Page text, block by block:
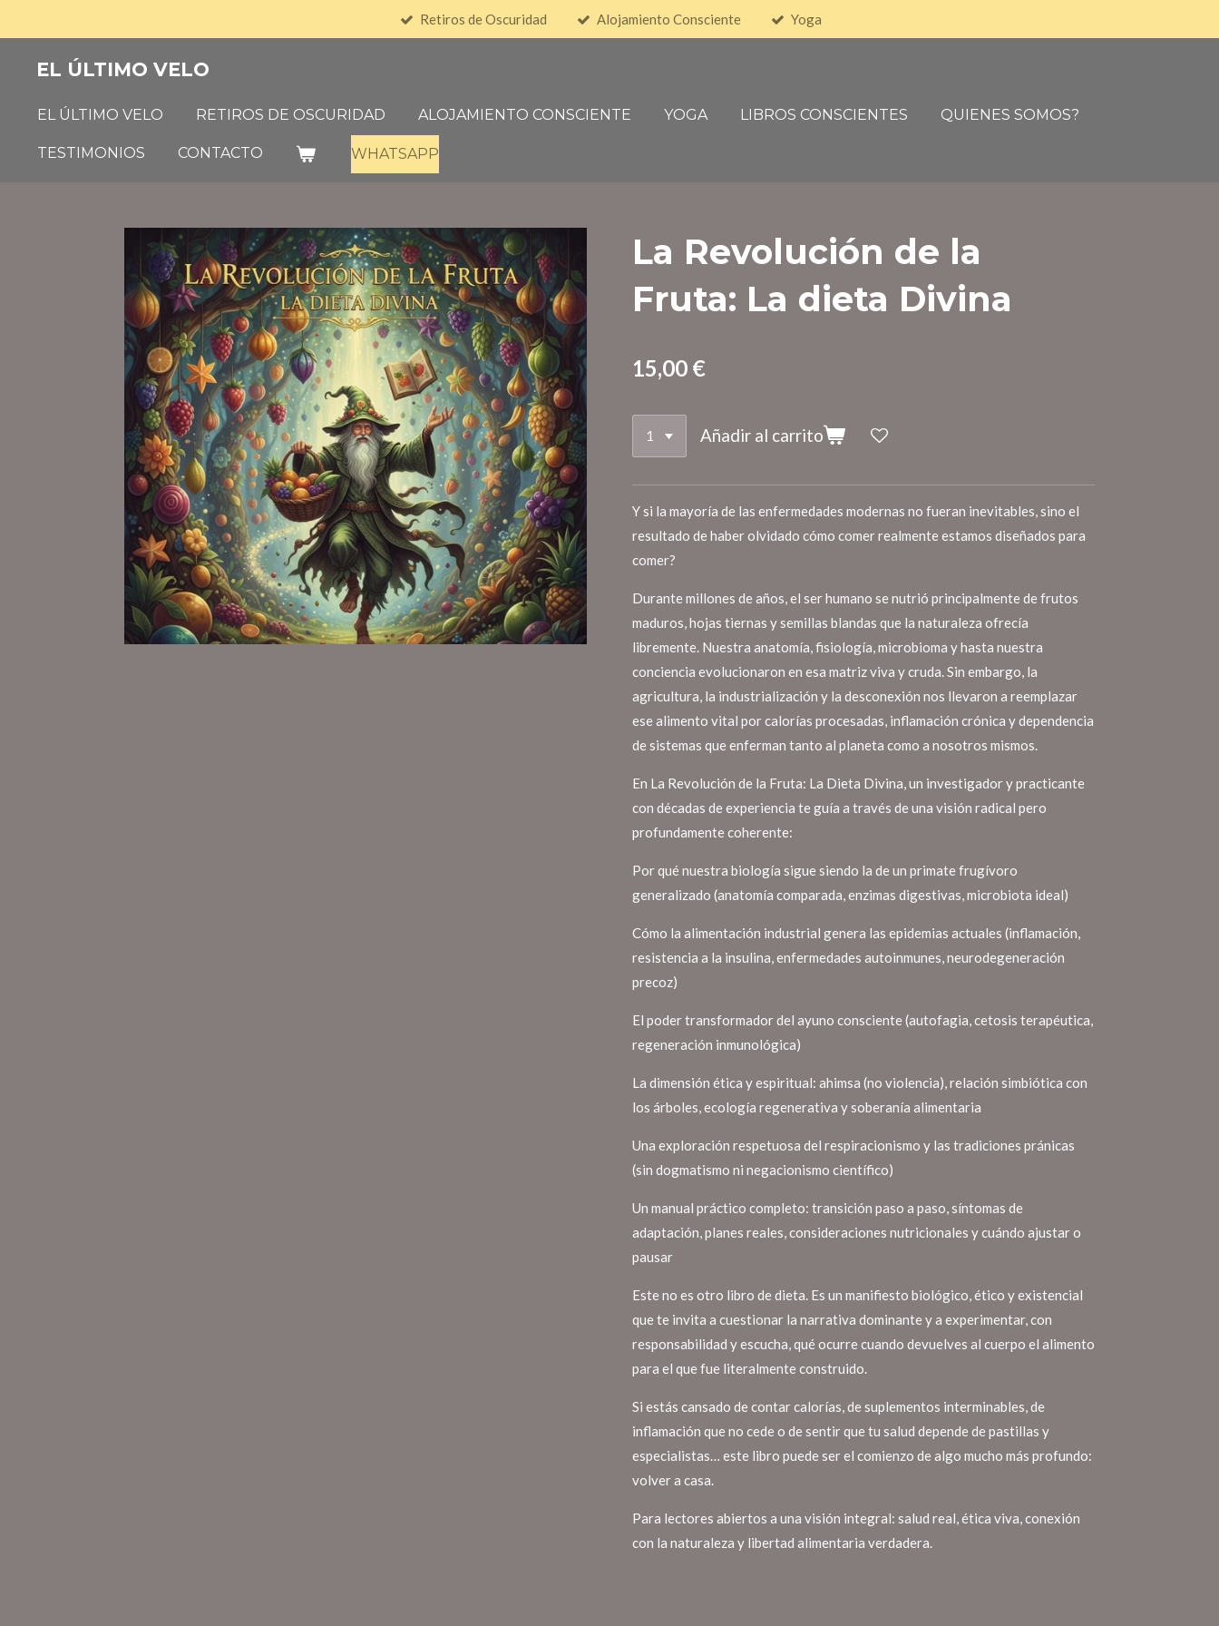
contenido
Retiros de Oscuridad Alojamiento Consciente Yoga
EL ÚLTIMO VELO
EL ÚLTIMO VELO RETIROS DE OSCURIDAD ALOJAMIENTO CONSCIENTE YOGA LIBROS CONSCIENTES QUIENES SOMOS?
TESTIMONIOS CONTACTO WHATSAPP
La Revolución de la
Fruta: La dieta Divina
15,00 €
Añadir al carrito
Y si la mayoría de las enfermedades modernas no fueran inevitables, sino el
resultado de haber olvidado cómo comer realmente estamos diseñados para
comer?
Durante millones de años, el ser humano se nutrió principalmente de frutos
maduros, hojas tiernas y semillas blandas que la naturaleza ofrecía
libremente. Nuestra anatomía, fisiología, microbioma y hasta nuestra
conciencia evolucionaron en esa matriz viva y cruda. Sin embargo, la
agricultura, la industrialización y la desconexión nos llevaron a reemplazar
ese alimento vital por calorías procesadas, inflamación crónica y dependencia
de sistemas que enferman tanto al planeta como a nosotros mismos.
En La Revolución de la Fruta: La Dieta Divina, un investigador y practicante
con décadas de experiencia te guía a través de una visión radical pero
profundamente coherente:
Por qué nuestra biología sigue siendo la de un primate frugívoro
generalizado (anatomía comparada, enzimas digestivas, microbiota ideal)
Cómo la alimentación industrial genera las epidemias actuales (inflamación,
resistencia a la insulina, enfermedades autoinmunes, neurodegeneración
precoz)
El poder transformador del ayuno consciente (autofagia, cetosis terapéutica,
regeneración inmunológica)
La dimensión ética y espiritual: ahimsa (no violencia), relación simbiótica con
los árboles, ecología regenerativa y soberanía alimentaria
Una exploración respetuosa del respiracionismo y las tradiciones pránicas
(sin dogmatismo ni negacionismo científico)
Un manual práctico completo: transición paso a paso, síntomas de
adaptación, planes reales, consideraciones nutricionales y cuándo ajustar o
pausar
Este no es otro libro de dieta. Es un manifiesto biológico, ético y existencial
que te invita a cuestionar la narrativa dominante y a experimentar, con
responsabilidad y escucha, qué ocurre cuando devuelves al cuerpo el alimento
para el que fue literalmente construido.
Si estás cansado de contar calorías, de suplementos interminables, de
inflamación que no cede o de sentir que tu salud depende de pastillas y
especialistas… este libro puede ser el comienzo de algo mucho más profundo:
volver a casa.
Para lectores abiertos a una visión integral: salud real, ética viva, conexión
con la naturaleza y libertad alimentaria verdadera.